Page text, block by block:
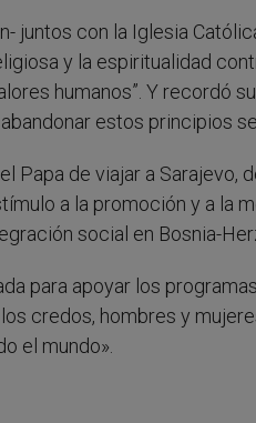
juntos con la Iglesia
y la espiritualidad
humanos”. Y recordó
estos principios
de viajar a Sarajevo,
a la promoción y a la
social en Bosnia-
para apoyar los
credos, hombres y
el mundo».